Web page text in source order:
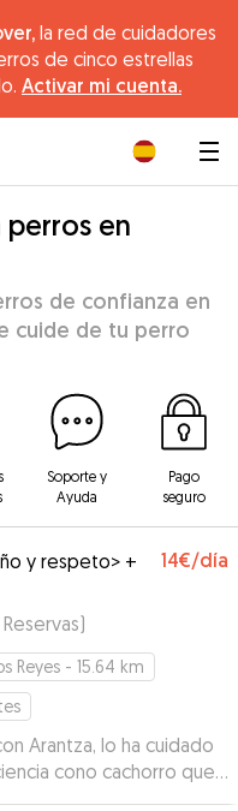
la red de cuidadores
de cinco estrellas
Activar mi cuenta.
en
de confianza en
cuide de tu perro
Soporte y
Ayuda
Pago
seguro
y respeto> +
14€/día
Reservas)
Reyes - 15.64 km
Arantza, lo ha cuidado
cono cachorro que
día de todo y nos ha